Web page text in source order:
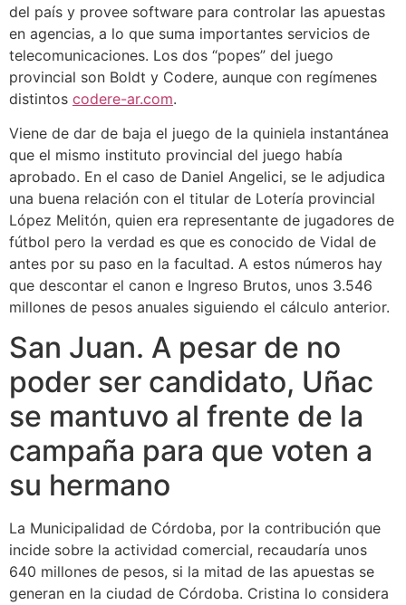
del país y provee software para controlar las apuestas
en agencias, a lo que suma importantes servicios de
telecomunicaciones. Los dos “popes” del juego
provincial son Boldt y Codere, aunque con regímenes
distintos codere-ar.com.
Viene de dar de baja el juego de la quiniela instantánea
que el mismo instituto provincial del juego había
aprobado. En el caso de Daniel Angelici, se le adjudica
una buena relación con el titular de Lotería provincial
López Melitón, quien era representante de jugadores de
fútbol pero la verdad es que es conocido de Vidal de
antes por su paso en la facultad. A estos números hay
que descontar el canon e Ingreso Brutos, unos 3.546
millones de pesos anuales siguiendo el cálculo anterior.
San Juan. A pesar de no
poder ser candidato, Uñac
se mantuvo al frente de la
campaña para que voten a
su hermano
La Municipalidad de Córdoba, por la contribución que
incide sobre la actividad comercial, recaudaría unos
640 millones de pesos, si la mitad de las apuestas se
generan en la ciudad de Córdoba. Cristina lo considera